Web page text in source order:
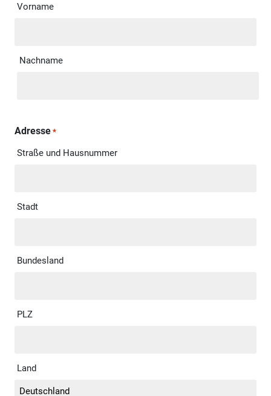
Vorname
Nachname
Adresse *
Straße und Hausnummer
Stadt
Bundesland
PLZ
Land